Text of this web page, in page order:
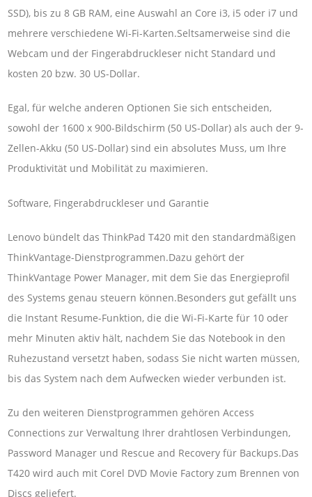
SSD), bis zu 8 GB RAM, eine Auswahl an Core i3, i5 oder i7 und
mehrere verschiedene Wi-Fi-Karten.Seltsamerweise sind die
Webcam und der Fingerabdruckleser nicht Standard und
kosten 20 bzw. 30 US-Dollar.
Egal, für welche anderen Optionen Sie sich entscheiden,
sowohl der 1600 x 900-Bildschirm (50 US-Dollar) als auch der 9-
Zellen-Akku (50 US-Dollar) sind ein absolutes Muss, um Ihre
Produktivität und Mobilität zu maximieren.
Software, Fingerabdruckleser und Garantie
Lenovo bündelt das ThinkPad T420 mit den standardmäßigen
ThinkVantage-Dienstprogrammen.Dazu gehört der
ThinkVantage Power Manager, mit dem Sie das Energieprofil
des Systems genau steuern können.Besonders gut gefällt uns
die Instant Resume-Funktion, die die Wi-Fi-Karte für 10 oder
mehr Minuten aktiv hält, nachdem Sie das Notebook in den
Ruhezustand versetzt haben, sodass Sie nicht warten müssen,
bis das System nach dem Aufwecken wieder verbunden ist.
Zu den weiteren Dienstprogrammen gehören Access
Connections zur Verwaltung Ihrer drahtlosen Verbindungen,
Password Manager und Rescue and Recovery für Backups.Das
T420 wird auch mit Corel DVD Movie Factory zum Brennen von
Discs geliefert.